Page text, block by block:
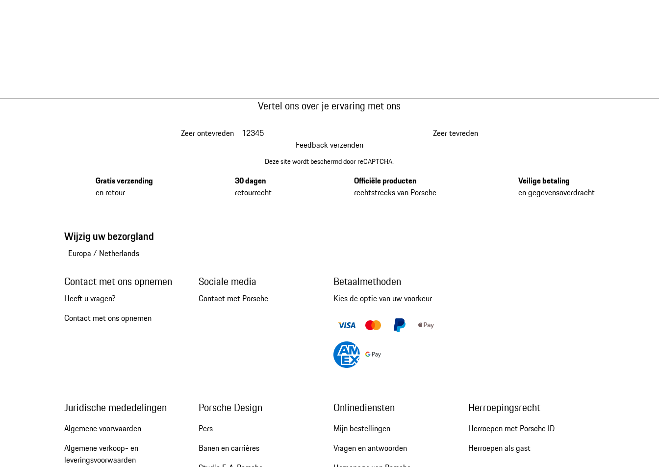
Vertel ons over je ervaring met ons
Zeer ontevreden 12345
Zeer tevreden
Feedback verzenden
Deze site wordt beschermd door reCAPTCHA.
Gratis verzending
en retour
30 dagen
retourrecht
Officiële producten
rechtstreeks van Porsche
Veilige betaling
en gegevensoverdracht
Wijzig uw bezorgland
Europa / Netherlands
Contact met ons opnemen
Heeft u vragen?
Contact met ons opnemen
Sociale media
Contact met Porsche
Betaalmethoden
Kies de optie van uw voorkeur
Juridische mededelingen
Algemene voorwaarden
Algemene verkoop- en
leveringsvoorwaarden
Porsche Design
Pers
Banen en carrières
Onlinediensten
Mijn bestellingen
Vragen en antwoorden
Herroepingsrecht
Herroepen met Porsche ID
Herroepen als gast